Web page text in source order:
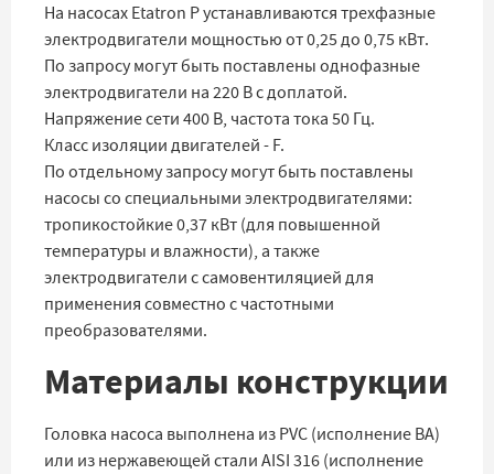
На насосах Etatron P устанавливаются трехфазные
электродвигатели мощностью от 0,25 до 0,75 кВт.
По запросу могут быть поставлены однофазные
электродвигатели на 220 В с доплатой.
Напряжение сети 400 В, частота тока 50 Гц.
Класс изоляции двигателей - F.
По отдельному запросу могут быть поставлены
насосы со специальными электродвигателями:
тропикостойкие 0,37 кВт (для повышенной
температуры и влажности), а также
электродвигатели с самовентиляцией для
применения совместно с частотными
преобразователями.
Материалы конструкции
Головка насоса выполнена из PVC (исполнение BA)
или из нержавеющей стали AISI 316 (исполнение